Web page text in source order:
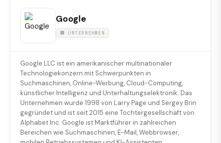
Google
🏢 UNTERNEHMEN
Google LLC ist ein amerikanischer multinationaler
Technologiekonzern mit Schwerpunkten in
Suchmaschinen, Online-Werbung, Cloud-Computing,
künstlicher Intelligenz und Unterhaltungselektronik. Das
Unternehmen wurde 1998 von Larry Page und Sergey Brin
gegründet und ist seit 2015 eine Tochtergesellschaft von
Alphabet Inc. Google ist Marktführer in zahlreichen
Bereichen wie Suchmaschinen, E-Mail, Webbrowser,